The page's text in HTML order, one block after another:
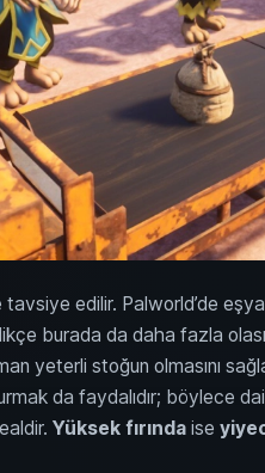
tavsiye edilir. Palworld’de
burada da daha fazla
yeterli stoğun olmasını
da faydalıdır; böylece
Yüksek fırındaise